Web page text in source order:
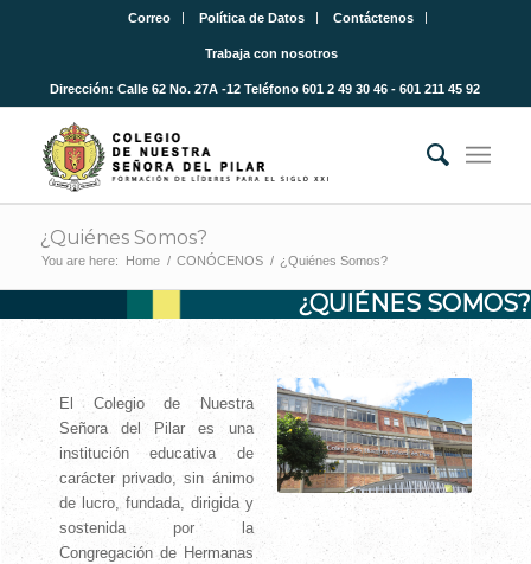
Correo Política de Datos Contáctenos
Trabaja con nosotros
Dirección: Calle 62 No. 27A -12 Teléfono 601 2 49 30 46 - 601 211 45 92
¿Quiénes Somos?
You are here: Home / CONÓCENOS / ¿Quiénes Somos?
¿QUIÉNES SOMOS?
El Colegio de Nuestra
Señora del Pilar es una
institución educativa de
carácter privado, sin ánimo
de lucro, fundada, dirigida y
sostenida por la
Congregación de Hermanas